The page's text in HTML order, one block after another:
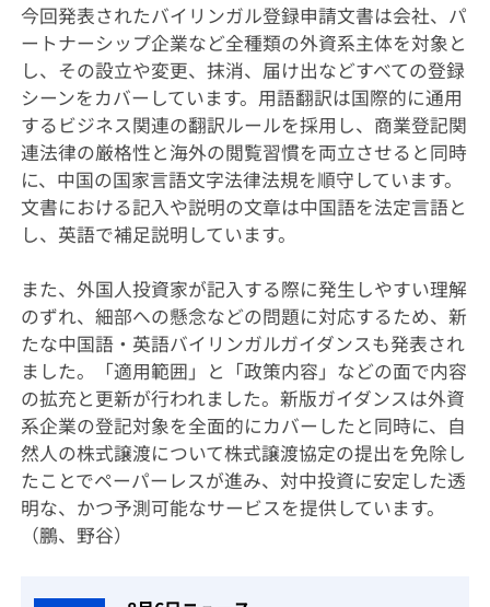
今回発表されたバイリンガル登録申請文書は会社、パ
ートナーシップ企業など全種類の外資系主体を対象と
し、その設立や変更、抹消、届け出などすべての登録
シーンをカバーしています。用語翻訳は国際的に通用
するビジネス関連の翻訳ルールを採用し、商業登記関
連法律の厳格性と海外の閲覧習慣を両立させると同時
に、中国の国家言語文字法律法規を順守しています。
文書における記入や説明の文章は中国語を法定言語と
し、英語で補足説明しています。
また、外国人投資家が記入する際に発生しやすい理解
のずれ、細部への懸念などの問題に対応するため、新
たな中国語・英語バイリンガルガイダンスも発表され
ました。「適用範囲」と「政策内容」などの面で内容
の拡充と更新が行われました。新版ガイダンスは外資
系企業の登記対象を全面的にカバーしたと同時に、自
然人の株式譲渡について株式譲渡協定の提出を免除し
たことでペーパーレスが進み、対中投資に安定した透
明な、かつ予測可能なサービスを提供しています。
（鵬、野谷）